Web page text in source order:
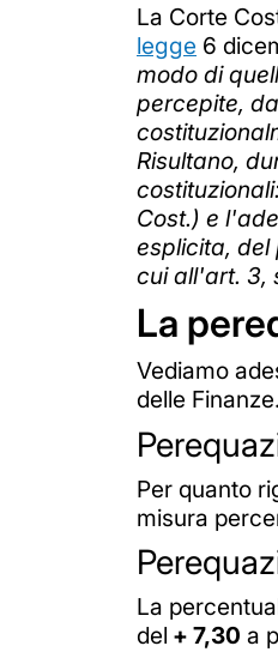
La Corte
legge 6
modo di
percepite,
Risultano,
Cost.) e
esplicita, del
cui all'art. 3,
La
Vediamo
delle Finanze.
Per quanto
misura
La
del + 7,30 a